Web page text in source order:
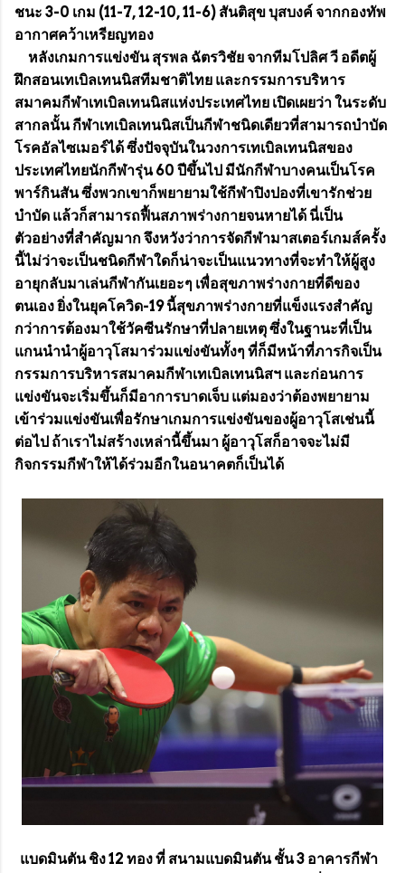
ชนะ 3-0 เกม (11-7, 12-10, 11-6) สันติสุข บุสบงค์ จากกองทัพ
อากาศคว้าเหรียญทอง
หลังเกมการแข่งขัน สุรพล ฉัตรวิชัย จากทีมโปลิศ วี อดีตผู้
ฝึกสอนเทเบิลเทนนิสทีมชาติไทย และกรรมการบริหาร
สมาคมกีฬาเทเบิลเทนนิสแห่งประเทศไทย เปิดเผยว่า ในระดับ
สากลนั้น กีฬาเทเบิลเทนนิสเป็นกีฬาชนิดเดียวที่สามารถบำบัด
โรคอัลไซเมอร์ได้ ซึ่งปัจจุบันในวงการเทเบิลเทนนิสของ
ประเทศไทยนักกีฬารุ่น 60 ปีขึ้นไป มีนักกีฬาบางคนเป็นโรค
พาร์กินสัน ซึ่งพวกเขาก็พยายามใช้กีฬาปิงปองที่เขารักช่วย
บำบัด แล้วก็สามารถฟื้นสภาพร่างกายจนหายได้ นี่เป็น
ตัวอย่างที่สำคัญมาก จึงหวังว่าการจัดกีฬามาสเตอร์เกมส์ครั้ง
นี้ไม่ว่าจะเป็นชนิดกีฬาใดก็น่าจะเป็นแนวทางที่จะทำให้ผู้สูง
อายุกลับมาเล่นกีฬากันเยอะๆ เพื่อสุขภาพร่างกายที่ดีของ
ตนเอง ยิ่งในยุคโควิด-19 นี้สุขภาพร่างกายที่แข็งแรงสำคัญ
กว่าการต้องมาใช้วัคซีนรักษาที่ปลายเหตุ ซึ่งในฐานะที่เป็น
แกนนำนำผู้อาวุโสมาร่วมแข่งขันทั้งๆ ที่ก็มีหน้าที่ภารกิจเป็น
กรรมการบริหารสมาคมกีฬาเทเบิลเทนนิสฯ และก่อนการ
แข่งขันจะเริ่มขึ้นก็มีอาการบาดเจ็บ แต่มองว่าต้องพยายาม
เข้าร่วมแข่งขันเพื่อรักษาเกมการแข่งขันของผู้อาวุโสเช่นนี้
ต่อไป ถ้าเราไม่สร้างเหล่านี้ขึ้นมา ผู้อาวุโสก็อาจจะไม่มี
กิจกรรมกีฬาให้ได้ร่วมอีกในอนาคตก็เป็นได้
แบดมินตัน ชิง 12 ทอง ที่ สนามแบดมินตัน ชั้น 3 อาคารกีฬา